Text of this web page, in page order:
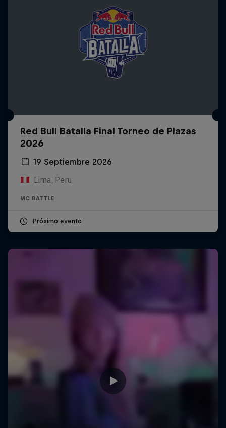
Red Bull Batalla Final Torneo de Plazas
2026
19 Septiembre 2026
Lima, Peru
MC BATTLE
Próximo evento